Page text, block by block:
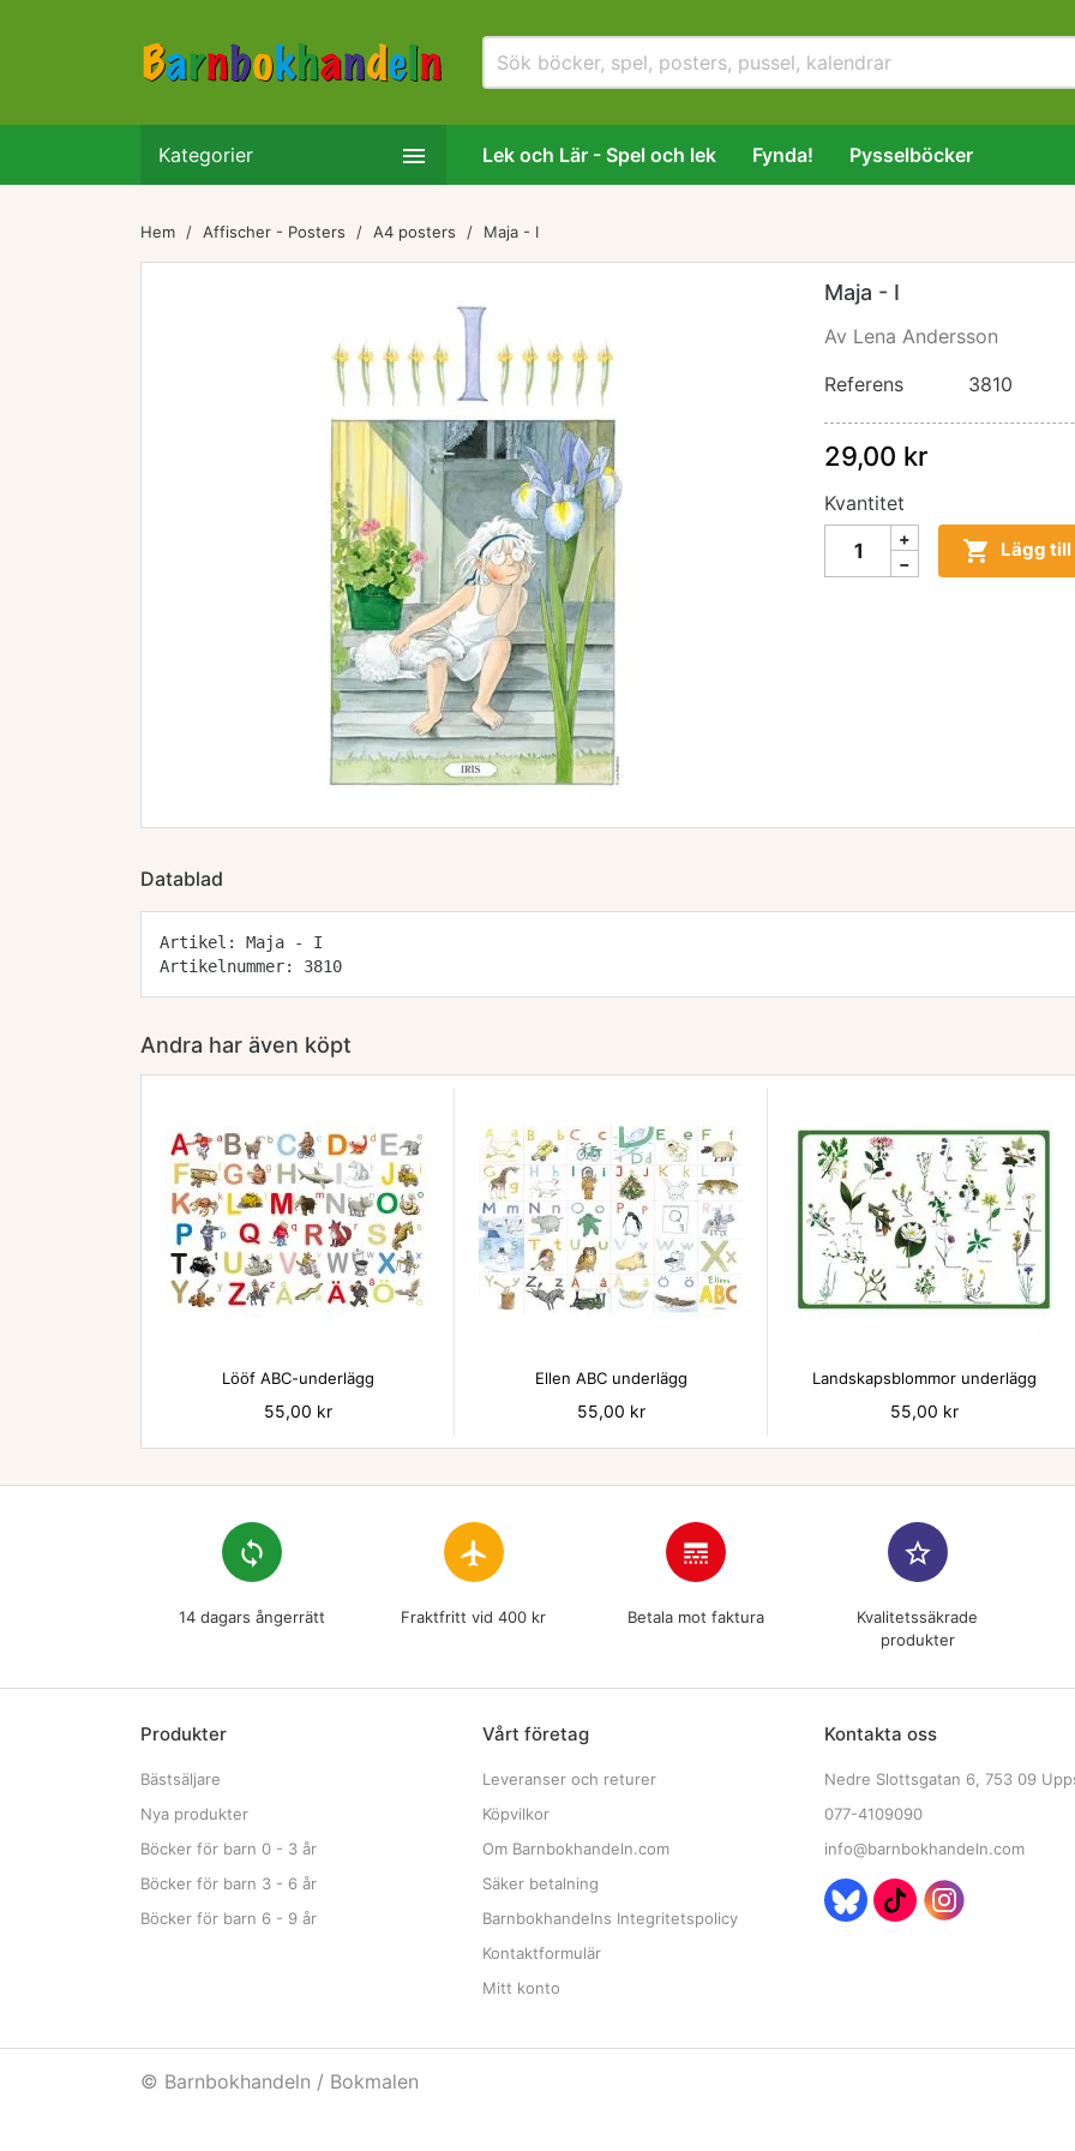
Kategorier  Lek och Lär - Spel och lek Fynda! Pysselböcker
Hem Affischer - Posters A4 posters Maja - I
Maja - I
Av Lena Andersson
Referens
3810
29,00 kr
Kvantitet
 Lägg
Datablad
Artikel: Maja - I
Artikelnummer: 3810
Andra har även köpt

Lööf ABC-underlägg
Pris
55,00 kr

Ellen ABC underlägg
Pris
55,00 kr
Landskapsblommor underlägg
Pris
55,00 kr
loop
14 dagars ångerrätt
flight
Fraktfritt vid 400 kr
line_style
Betala mot faktura
star_border
Kvalitetssäkrade
produkter
Produkter
Bästsäljare
Nya produkter
Böcker för barn 0 - 3 år
Böcker för barn 3 - 6 år
Böcker för barn 6 - 9 år
Vårt företag
Leveranser och returer
Köpvilkor
Om Barnbokhandeln.com
Säker betalning
Barnbokhandelns Integritetspolicy
Kontaktformulär
Mitt konto
Kontakta oss
Nedre Slottsgatan 6, 753 09
077-4109090
info@barnbokhandeln.com
© Barnbokhandeln / Bokmalen